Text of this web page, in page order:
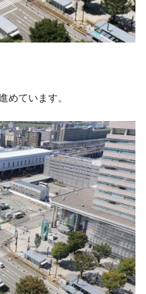
めています。